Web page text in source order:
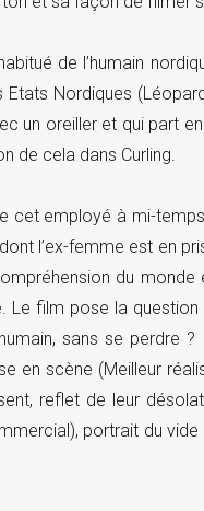
de l’humain
Nordiques
un oreiller et qui part
de cela dans Curling.
cet employé à mi-
l’ex-femme est en
du
Le film pose la
sans se
en scène (Meilleur
reflet de leur
portrait du